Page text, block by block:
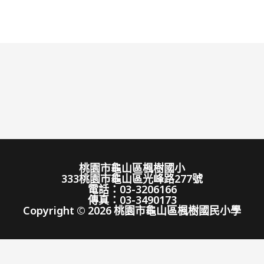
桃園市龜山區楓樹國小
333桃園市龜山區光峰路277號
電話：03-3206166
傳真：03-3490173
Copyright © 2026 桃園市龜山區楓樹國民小學